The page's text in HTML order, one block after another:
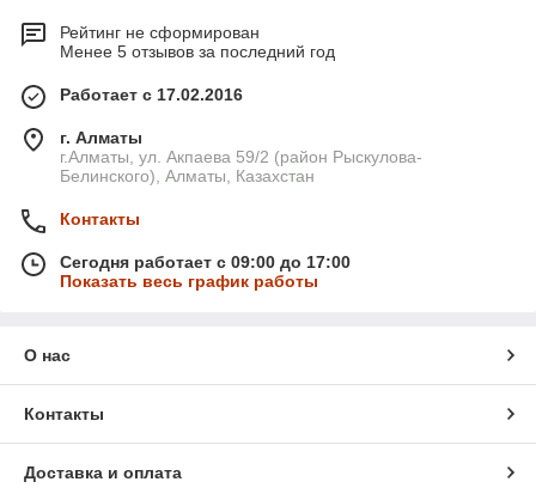
Рейтинг не сформирован
Менее 5 отзывов за последний год
Работает с 17.02.2016
г. Алматы
г.Алматы, ул. Акпаева 59/2 (район Рыскулова-
Белинского), Алматы, Казахстан
Контакты
Сегодня работает с 09:00 до 17:00
Показать весь график работы
О нас
Контакты
Доставка и оплата